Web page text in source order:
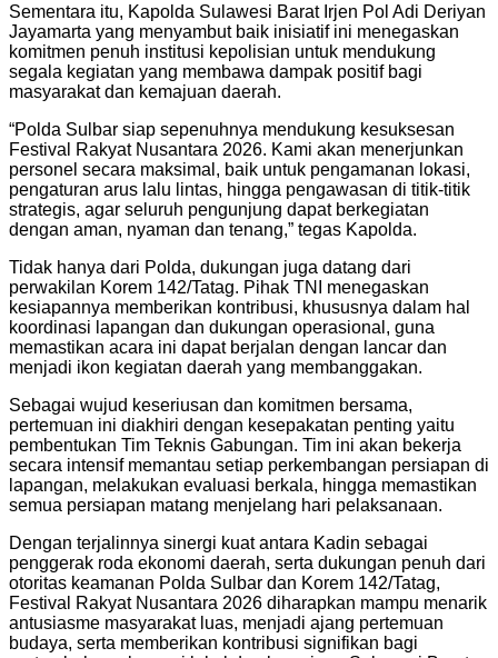
Sementara itu, Kapolda Sulawesi Barat Irjen Pol Adi Deriyan
Jayamarta yang menyambut baik inisiatif ini menegaskan
komitmen penuh institusi kepolisian untuk mendukung
segala kegiatan yang membawa dampak positif bagi
masyarakat dan kemajuan daerah.
“Polda Sulbar siap sepenuhnya mendukung kesuksesan
Festival Rakyat Nusantara 2026. Kami akan menerjunkan
personel secara maksimal, baik untuk pengamanan lokasi,
pengaturan arus lalu lintas, hingga pengawasan di titik-titik
strategis, agar seluruh pengunjung dapat berkegiatan
dengan aman, nyaman dan tenang,” tegas Kapolda.
Tidak hanya dari Polda, dukungan juga datang dari
perwakilan Korem 142/Tatag. Pihak TNI menegaskan
kesiapannya memberikan kontribusi, khususnya dalam hal
koordinasi lapangan dan dukungan operasional, guna
memastikan acara ini dapat berjalan dengan lancar dan
menjadi ikon kegiatan daerah yang membanggakan.
Sebagai wujud keseriusan dan komitmen bersama,
pertemuan ini diakhiri dengan kesepakatan penting yaitu
pembentukan Tim Teknis Gabungan. Tim ini akan bekerja
secara intensif memantau setiap perkembangan persiapan di
lapangan, melakukan evaluasi berkala, hingga memastikan
semua persiapan matang menjelang hari pelaksanaan.
Dengan terjalinnya sinergi kuat antara Kadin sebagai
penggerak roda ekonomi daerah, serta dukungan penuh dari
otoritas keamanan Polda Sulbar dan Korem 142/Tatag,
Festival Rakyat Nusantara 2026 diharapkan mampu menarik
antusiasme masyarakat luas, menjadi ajang pertemuan
budaya, serta memberikan kontribusi signifikan bagi